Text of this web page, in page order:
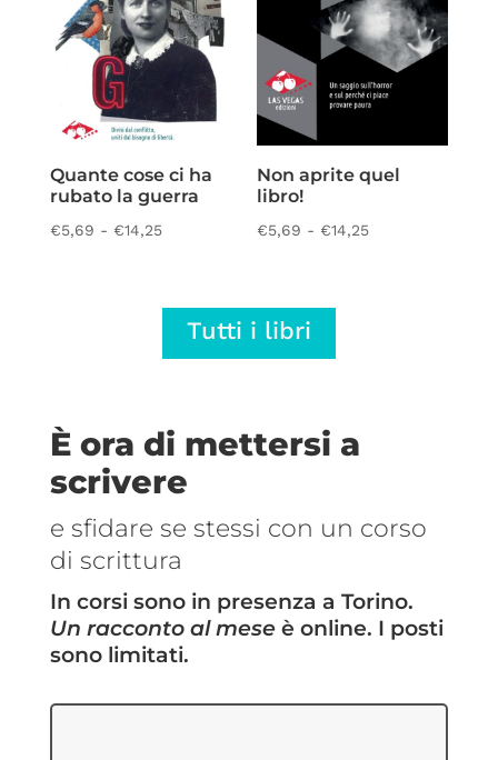
Quante cose ci ha
rubato la guerra
€5,69 - €14,25Fascia
€5,69
Non aprite quel
libro!
€5,69 - €14,25Fascia
Tutti i libri
È ora di mettersi a
scrivere
e sfidare se stessi con un corso
di scrittura
In corsi sono in presenza a Torino.
Un racconto al meseè online. I posti
sono limitati.